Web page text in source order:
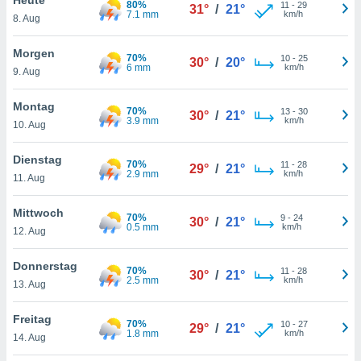
oder
Partner
es uns
das
der
Profil zu
Ihnen
finden
. Sie
jederzeit
Rand
8. Aug
80%
7.1 mm
31° / 21° 11 - 29
km/h
Morgen
9. Aug
70%
6 mm
30° / 20° 10- 25
km/h
Montag
10. Aug
70%
3.9 mm
30° / 21° 13- 30
km/h
Dienstag
11. Aug
70%
2.9 mm
29° / 21° 11 - 28
km/h
Mittwoch
12. Aug
70%
0.5 mm
30° / 21° 9- 24
km/h
Donnerstag
13. Aug
70%
2.5 mm
30° / 21° 11 - 28
km/h
Freitag
14. Aug
70%
1.8 mm
29° / 21° 10- 27
km/h